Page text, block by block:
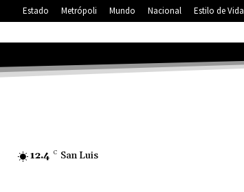
Estado Metrópoli Mundo Nacional Estilo de Vida
12.4 C San Luis